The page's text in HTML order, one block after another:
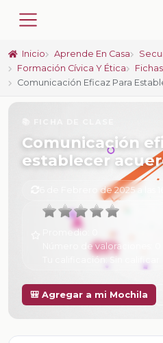
Inicio Aprende En Casa
Formación Cívica Y Ética
Comunicación Eficaz Para
Comunicación
establecer
6 de Febrero de 2025 a las
Promedio:
Número de valoraciones:
Tu calificación:
Sin calificar
🎒 Agregar a mi Mochila